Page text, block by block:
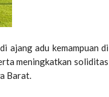
ajang adu kemampuan di
meningkatkan soliditas
Barat.